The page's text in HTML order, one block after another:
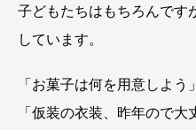
子どもたちはもちろんです
しています。
「お菓子は何を用意しよう」
「仮装の衣装、昨年ので大